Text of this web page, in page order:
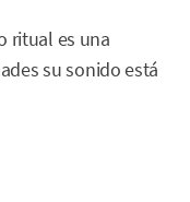
ritual es una
su sonido está